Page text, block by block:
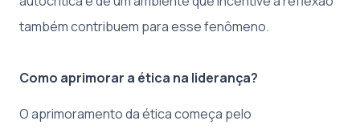
também contribuem para esse fenômeno.
Como aprimorar a ética na liderança?
O aprimoramento da ética começa pelo